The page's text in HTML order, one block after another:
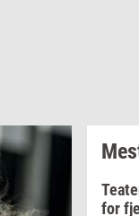
for